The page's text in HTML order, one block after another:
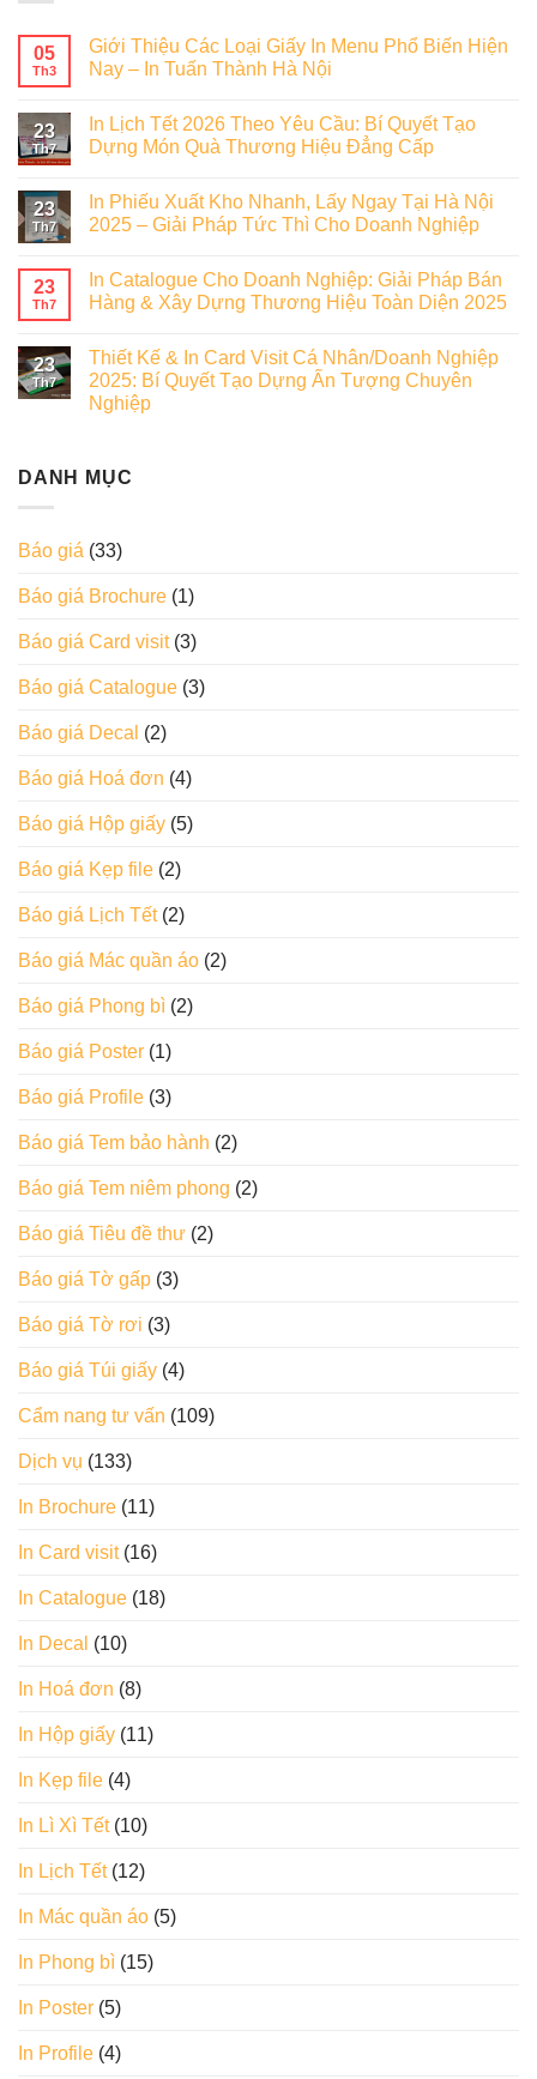
05
Th3
Giới Thiệu Các Loại Giấy In Menu Phổ Biến Hiện
Nay – In Tuấn Thành Hà Nội
23
Th7
In Lịch Tết 2026 Theo Yêu Cầu: Bí Quyết Tạo
Dựng Món Quà Thương Hiệu Đẳng Cấp
23
Th7
In Phiếu Xuất Kho Nhanh, Lấy Ngay Tại Hà Nội
2025 – Giải Pháp Tức Thì Cho Doanh Nghiệp
23
Th7
In Catalogue Cho Doanh Nghiệp: Giải Pháp Bán
Hàng & Xây Dựng Thương Hiệu Toàn Diện 2025
23
Th7
Thiết Kế & In Card Visit Cá Nhân/Doanh Nghiệp
2025: Bí Quyết Tạo Dựng Ấn Tượng Chuyên
Nghiệp
DANH MỤC
Báo giá (33)
Báo giá Brochure (1)
Báo giá Card visit(3)
Báo giá Catalogue (3)
Báo giá Decal (2)
Báo giá Hoá đơn (4)
Báo giá Hộp giấy (5)
Báo giá Kẹp file (2)
Báo giá Lịch Tết(2)
Báo giá Mác quần áo (2)
Báo giá Phong bì (2)
Báo giá Poster (1)
Báo giá Profile (3)
Báo giá Tem bảo hành (2)
Báo giá Tem niêm phong (2)
Báo giá Tiêu đề thư (2)
Báo giá Tờ gấp (3)
Báo giá Tờ rơi (3)
Báo giá Túi giấy (4)
Cẩm nang tư vấn (109)
Dịch vụ (133)
In Brochure (11)
In Card visit(16)
In Catalogue (18)
In Decal (10)
In Hoá đơn (8)
In Hộp giấy (11)
In Kẹp file (4)
In Lì Xì Tết(10)
In Lịch Tết(12)
In Mác quần áo (5)
In Phong bì (15)
In Poster (5)
In Profile (4)